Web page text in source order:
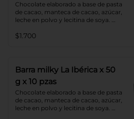
Chocolate elaborado a base de pasta
de cacao, manteca de cacao, azúcar,
leche en polvo y lecitina de soya.
$1.700
Barra milky La Ibérica x 50
g x 10 pzas
Chocolate elaborado a base de pasta
de cacao, manteca de cacao, azúcar,
leche en polvo y lecitina de soya.